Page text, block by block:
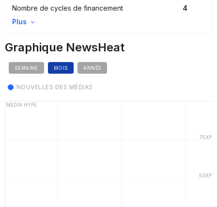
Nombre de cycles de financement
4
Plus
Graphique NewsHeat
SEMAINE MOIS ANNÉE
NOUVELLES DES MÉDIAS